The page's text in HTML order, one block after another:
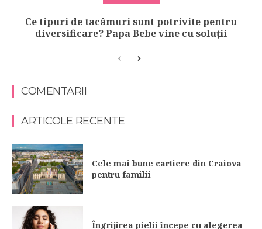
Ce tipuri de tacâmuri sunt potrivite pentru
diversificare? Papa Bebe vine cu soluții
COMENTARII
ARTICOLE RECENTE
Cele mai bune cartiere din Craiova
pentru familii
Îngrijirea pielii începe cu alegerea